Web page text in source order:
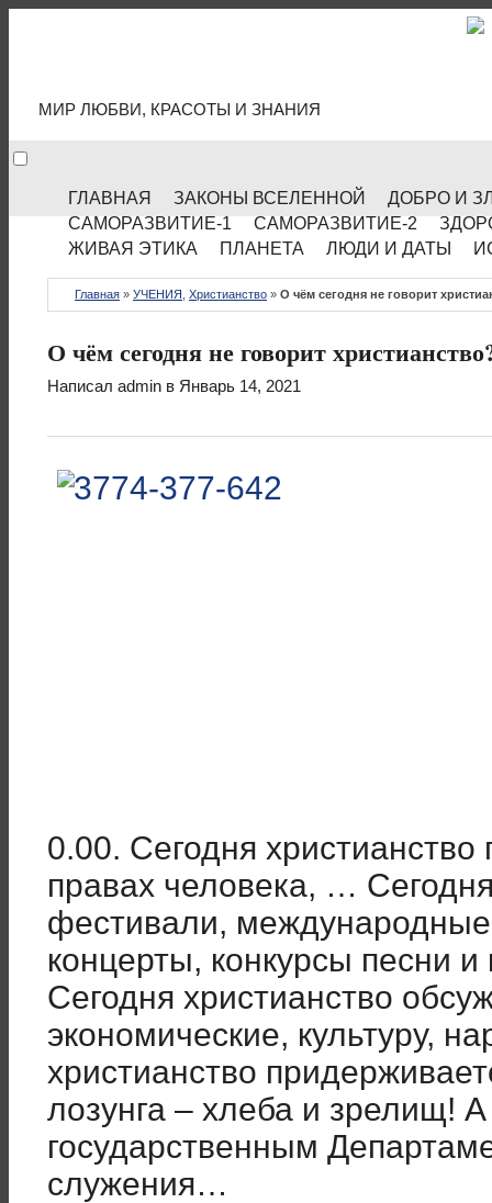
МИР ЛЮБВИ, КРАСОТЫ И ЗНАНИЯ
ГЛАВНАЯ ЗАКОНЫ ВСЕЛЕННОЙ
ДОБРО И
САМОРАЗВИТИЕ-1
САМОРАЗВИТИЕ-2
ЖИВАЯ ЭТИКА
ПЛАНЕТА ЛЮДИ И ДАТЫ
Главная » УЧЕНИЯ Христианство » О чём сегодня не говорит
О чём сегодня не говорит
Написал admin в Январь 14, 2021
0.00. Сегодня
правах человека, …
фестивали,
концерты, конкурсы песни
Сегодня христианство
экономические, культуру,
христианство
лозунга – хлеба и зрелищ!
государственным
служения…